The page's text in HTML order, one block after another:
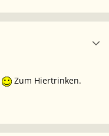
Zum Hiertrinken.